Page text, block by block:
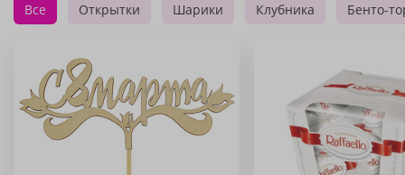
Все Открытки Шарики Клубника Бенто-